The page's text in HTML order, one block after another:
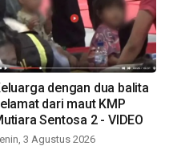
dengan dua balita
dari maut KMP
Sentosa 2 - VIDEO
3 Agustus 2026